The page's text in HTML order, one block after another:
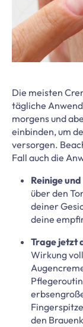
Die meisten
tägliche
morgens und
einbinden, um
versorgen.
Fall auch die
Reinige
über den
deiner
deine
Trage jetzt
Wirkung
den